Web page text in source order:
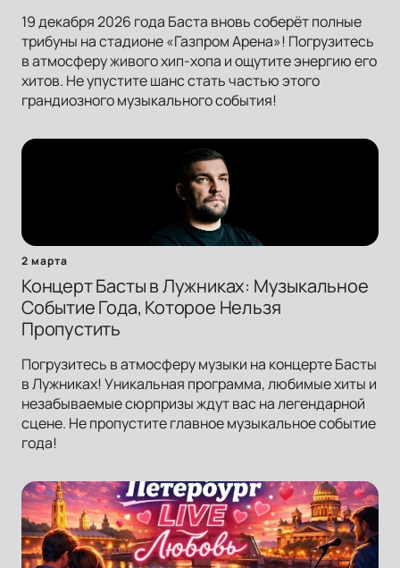
19 декабря 2026 года Баста вновь соберёт полные
трибуны на стадионе «Газпром Арена»! Погрузитесь
в атмосферу живого хип-хопа и ощутите энергию его
хитов. Не упустите шанс стать частью этого
грандиозного музыкального события!
2 марта
Концерт Басты в Лужниках: Музыкальное
Событие Года, Которое Нельзя
Пропустить
Погрузитесь в атмосферу музыки на концерте Басты
в Лужниках! Уникальная программа, любимые хиты и
незабываемые сюрпризы ждут вас на легендарной
сцене. Не пропустите главное музыкальное событие
года!